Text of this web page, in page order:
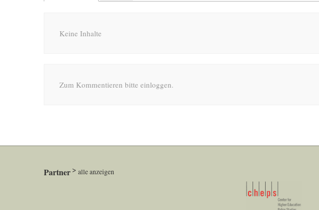
Keine Inhalte
Zum Kommentieren bitte einloggen.
Partner alle anzeigen